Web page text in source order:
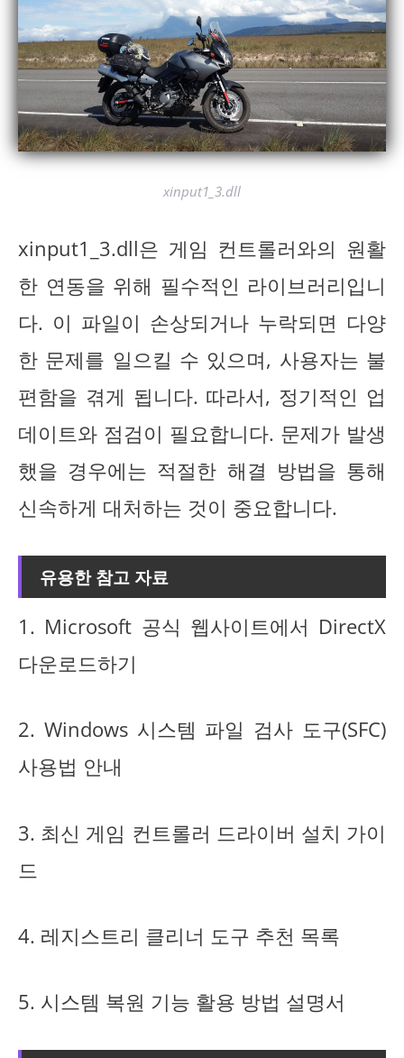
xinput1_3.dll
xinput1_3.dll은 게임 컨트롤러와의 원활
한 연동을 위해 필수적인 라이브러리입니
다. 이 파일이 손상되거나 누락되면 다양
한 문제를 일으킬 수 있으며, 사용자는 불
편함을 겪게 됩니다. 따라서, 정기적인 업
데이트와 점검이 필요합니다. 문제가 발생
했을 경우에는 적절한 해결 방법을 통해
신속하게 대처하는 것이 중요합니다.
유용한 참고 자료
1. Microsoft 공식 웹사이트에서 DirectX
다운로드하기
2. Windows 시스템 파일 검사 도구(SFC)
사용법 안내
3. 최신 게임 컨트롤러 드라이버 설치 가이
드
4. 레지스트리 클리너 도구 추천 목록
5. 시스템 복원 기능 활용 방법 설명서